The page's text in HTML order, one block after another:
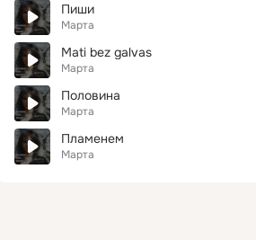
Пиши
Марта
Mati bez galvas
Марта
Половина
Марта
Пламенем
Марта